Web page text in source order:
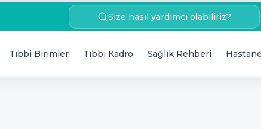
Size nasıl yardımcı olabiliriz?
Tıbbi Birimler Tıbbi Kadro Sağlık Rehberi